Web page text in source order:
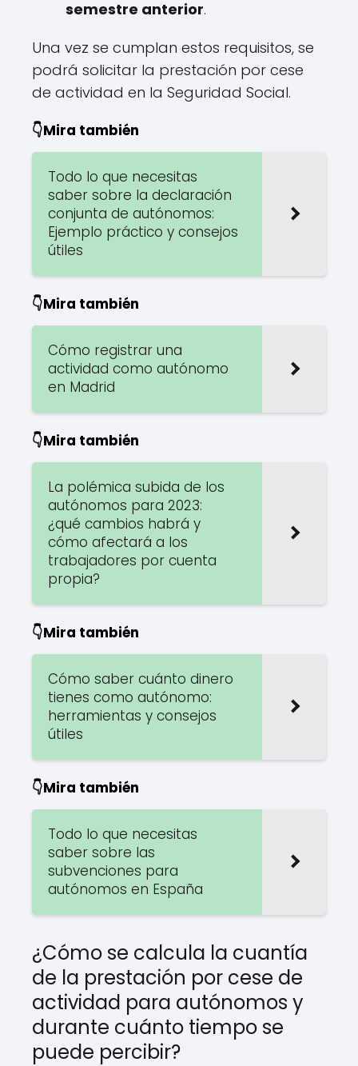
semestre anterior.
Una vez se cumplan estos requisitos, se
podrá solicitar la prestación por cese
de actividad en la Seguridad Social.
👇Mira también
Todo lo que necesitas
saber sobre la declaración
conjunta de autónomos:
Ejemplo práctico y consejos
útiles
👇Mira también
Cómo registrar una
actividad como autónomo
en Madrid
👇Mira también
La polémica subida de los
autónomos para 2023:
¿qué cambios habrá y
cómo afectará a los
trabajadores por cuenta
propia?
👇Mira también
Cómo saber cuánto dinero
tienes como autónomo:
herramientas y consejos
útiles
👇Mira también
Todo lo que necesitas
saber sobre las
subvenciones para
autónomos en España
¿Cómo se calcula la cuantía
de la prestación por cese de
actividad para autónomos y
durante cuánto tiempo se
puede percibir?